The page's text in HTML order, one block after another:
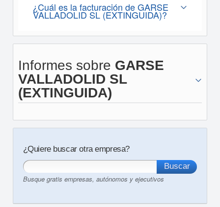
¿Cuál es la facturación de GARSE
VALLADOLID SL (EXTINGUIDA)?
Informes sobre GARSE
VALLADOLID SL
(EXTINGUIDA)
¿Quiere buscar otra empresa?
Busque gratis empresas, autónomos y ejecutivos